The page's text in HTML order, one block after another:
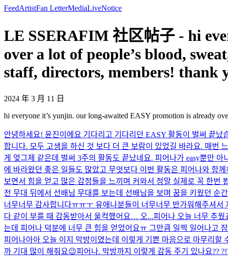
FeedArtistFan LetterMediaLiveNotice
LE SSERAFIM 社区帖子 - hi
over a lot of people’s blood,
staff, directors, members! thank
2024 年 3 月 11 日
hi everyone it’s yunjin. our long-awaited EASY promotion is already
안녕하세요! 윤진이에요 기다리고 기다리던 EASY 활동이 벌써 끝
합니다. 모두 고생을 하신 것 보다 더 큰 보람이 있었길 바라요. 매번
게 엊그제 같은데 벌써 3주의 활동도 끝났네요. 피어나가 easy뿐만
에 바라왔던 좋은 일들도 많았고 무엇보다 이번 활동은 피어나와 함
보면서 힘을 얻고 많은 감정들을 느끼며 커와서 정말 실제로 꼭 한번
전 무대 뒤에서 선배님 무대를 보는데 선배님을 보며 꿈을 키웠던 순
너무너무 감사합니다ㅠㅠㅜ 유애나분들이 너무너무 반가워해주셔
다 같이 부를 때 감동받아서 울컥했어요… 오...피어나 오늘 너무 추
는데 피어나 덕분에 너무 큰 힘을 얻었어요ㅠ 그만큼 일찍 일어나고
피어나아아 오늘 이지 막방이였는데 이렇게 기쁜 마음으로 마무리
까 기대 많이 해줘요😉피어나. 막방까지 이렇게 감동 주기 있나요??